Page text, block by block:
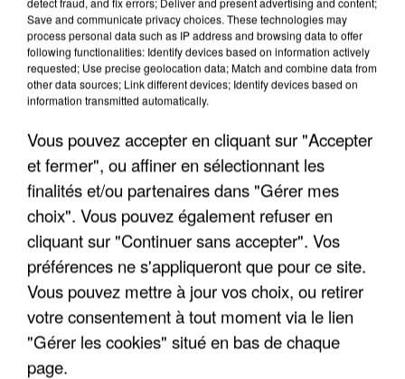
"JE SUIS À DISPOSITION DES
ENFOIRÉS"
"ON A TOUS LE TRAC"
"ON N'EST PAS DES PARENTS
PARFAITS"
Save and communicate privacy choices. These technologies may
process personal data such as IP address and browsing data to offer
following functionalities: Identify devices based on information actively
requested; Use precise geolocation data; Match and combine data from
other data sources; Link different devices; Identify devices based on
information transmitted automatically.
Vous pouvez accepter en cliquant sur "Accepter
et fermer", ou affiner en sélectionnant les
finalités et/ou partenaires dans "Gérer mes
choix". Vous pouvez également refuser en
cliquant sur "Continuer sans accepter". Vos
préférences ne s'appliqueront que pour ce site.
Vous pouvez mettre à jour vos choix, ou retirer
votre consentement à tout moment via le lien
"Gérer les cookies" situé en bas de chaque
page.